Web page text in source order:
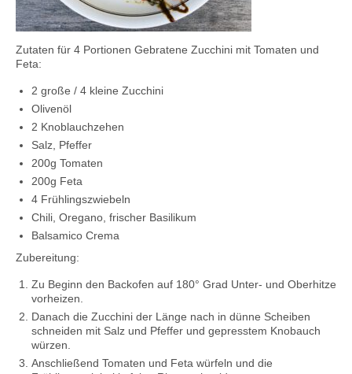
Zutaten für 4 Portionen Gebratene Zucchini mit Tomaten und
Feta:
2 große / 4 kleine Zucchini
Olivenöl
2 Knoblauchzehen
Salz, Pfeffer
200g Tomaten
200g Feta
4 Frühlingszwiebeln
Chili, Oregano, frischer Basilikum
Balsamico Crema
Zubereitung:
Zu Beginn den Backofen auf 180° Grad Unter- und Oberhitze
vorheizen.
Danach die Zucchini der Länge nach in dünne Scheiben
schneiden mit Salz und Pfeffer und gepresstem Knobauch
würzen.
Anschließend Tomaten und Feta würfeln und die